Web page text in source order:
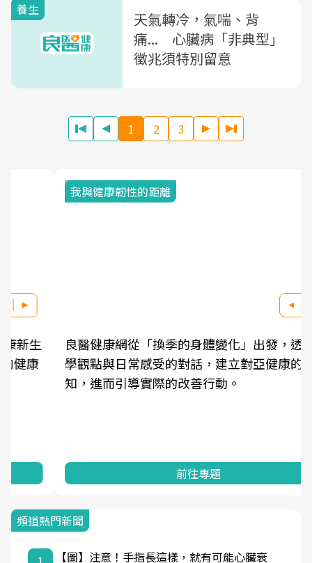
養生
天氣轉冷，氣喘、背
痛... 心臟病「非典型」
徵兆須特別留意
1 2 3
我與健康韌性的距離
良醫健康網從「換季的身體變化」出發，透過醫
學觀點與日常感受的對話，建立對亞健康的認
知，進而引導實際的改善行動。
前往專題
頻道熱門新聞
【圖】注意！手指長這樣，就有可能心臟衰